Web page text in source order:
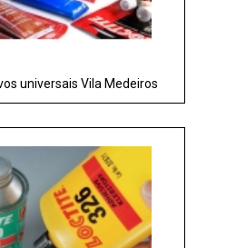
universais Vila Medeiros